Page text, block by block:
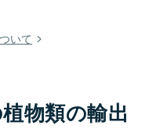
いて
物類の輸出